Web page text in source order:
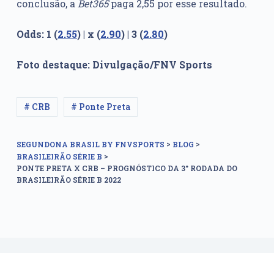
conclusão, aBet365paga 2,55 por esse resultado.
Odds: 1 (2.55) | x (2.90) | 3 (2.80)
Foto destaque: Divulgação/FNV Sports
# CRB # Ponte Preta
SEGUNDONA BRASIL BY FNVSPORTS > BLOG >
BRASILEIRÃO SÉRIE B >
PONTE PRETA X CRB – PROGNÓSTICO DA 3° RODADA DO
BRASILEIRÃO SÉRIE B 2022